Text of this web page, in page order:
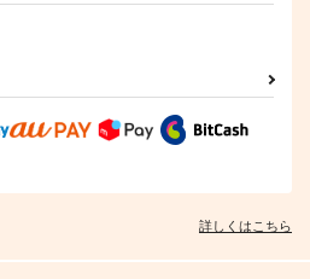
詳しくはこちら